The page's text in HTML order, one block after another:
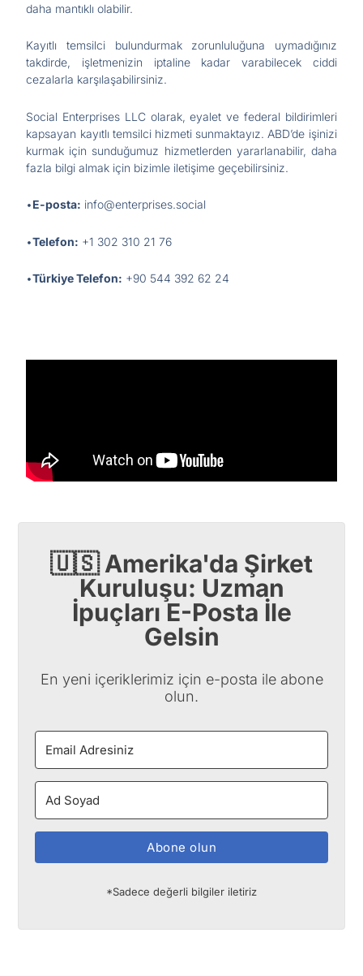
daha mantıklı olabilir.
Kayıtlı temsilci bulundurmak zorunluluğuna uymadığınız
takdirde, işletmenizin iptaline kadar varabilecek ciddi
cezalarla karşılaşabilirsiniz.
Social Enterprises LLC olarak, eyalet ve federal bildirimleri
kapsayan kayıtlı temsilci hizmeti sunmaktayız. ABD’de işinizi
kurmak için sunduğumuz hizmetlerden yararlanabilir, daha
fazla bilgi almak için bizimle iletişime geçebilirsiniz.
•E-posta: info@enterprises.social
•Telefon: +1 302 310 21 76
•Türkiye Telefon: +90 544 392 62 24
🇺🇸 Amerika'da Şirket
Kuruluşu: Uzman
İpuçları E-Posta İle
Gelsin
En yeni içeriklerimiz için e-posta ile abone
olun.
Abone olun
*Sadece değerli bilgiler iletiriz